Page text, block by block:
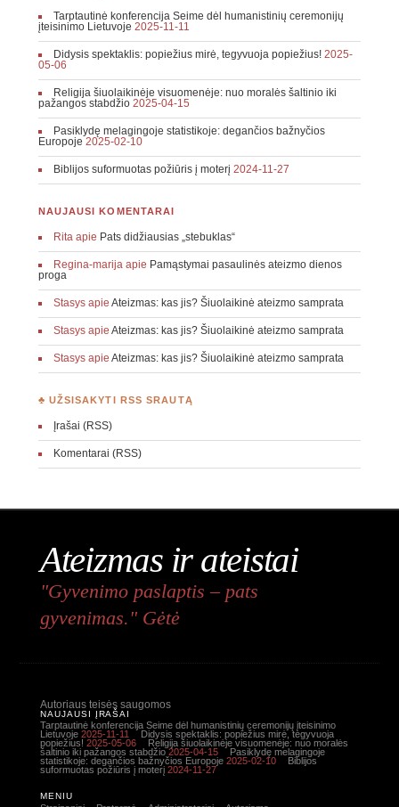
Tarptautinė konferencija Seime dėl humanistinių ceremonijų
įteisinimo Lietuvoje 2025-11-11
Didysis spektaklis: popiežius mirė, tegyvuoja popiežius! 2025-
05-06
Religija šiuolaikinėje visuomenėje: nuo moralės šaltinio iki
pažangos stabdžio 2025-04-15
Pasiklydę melagingoje statistikoje: degančios bažnyčios
Europoje 2025-02-10
Biblijos suformuotas požiūris į moterį 2024-11-27
NAUJAUSI KOMENTARAI
Ritaapie Pats didžiausias „stebuklas“
Regina-marijaapie Pamąstymai pasaulinės ateizmo dienos
proga
Stasysapie Ateizmas: kas jis? Šiuolaikinė ateizmo samprata
Stasysapie Ateizmas: kas jis? Šiuolaikinė ateizmo samprata
Stasysapie Ateizmas: kas jis? Šiuolaikinė ateizmo samprata
♣ UŽSISAKYTI RSS SRAUTĄ
Įrašai (RSS)
Komentarai (RSS)
Ateizmas ir ateistai
"Gyvenimo paslaptis – pats
gyvenimas." Gėtė
Autoriaus teisės saugomos
NAUJAUSI ĮRAŠAI
Tarptautinė konferencija Seime dėl humanistinių ceremonijų įteisinimo
Lietuvoje 2025-11-11
Didysis spektaklis: popiežius mirė, tegyvuoja
popiežius! 2025-05-06
Religija šiuolaikinėje visuomenėje: nuo moralės
šaltinio iki pažangos stabdžio 2025-04-15
Pasiklydę melagingoje
statistikoje: degančios bažnyčios Europoje 2025-02-10
Biblijos
suformuotas požiūris į moterį 2024-11-27
MENIU